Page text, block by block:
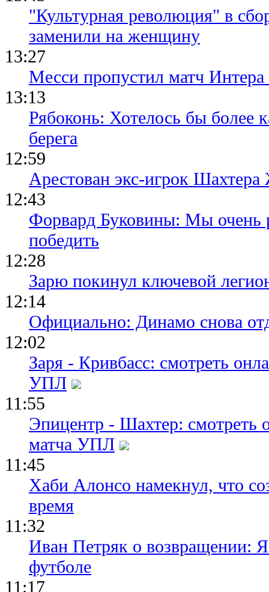
"Культурная революция" в
заменили на женщину
13:27
Месси пропустил матч
13:13
Рябоконь: Хотелось бы более
берега
12:59
Арестован экс-игрок
12:43
Форвард Буковины: Мы очень
победить
12:28
Зарю покинул ключевой
12:14
Официально: Динамо снова
12:02
Заря - Кривбасс: смотреть
УПЛ
11:55
Эпицентр - Шахтер: смотреть
матча УПЛ
11:45
Хаби Алонсо намекнул, что
время
11:32
Иван Петряк о возвращении:
футболе
11:17